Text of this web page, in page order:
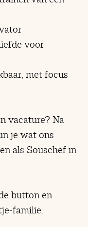
voor
met focus
vacature? Na
je wat ons
als Souschef in
button en
familie.